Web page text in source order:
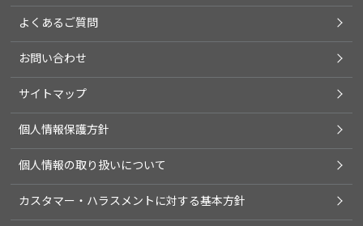
よくあるご質問
お問い合わせ
サイトマップ
個人情報保護方針
個人情報の取り扱いについて
カスタマー・ハラスメントに対する基本方針